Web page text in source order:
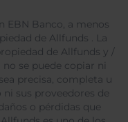
EBN Banco, a menos
de Allfunds . La
de Allfunds y /
se puede copiar ni
precisa, completa u
sus proveedores de
o pérdidas que